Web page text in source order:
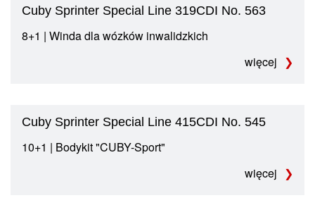
Cuby Sprinter Special Line 319CDI No. 563
8+1 | Winda dla wózków inwalidzkich
więcej
Cuby Sprinter Special Line 415CDI No. 545
10+1 | Bodykit "CUBY-Sport"
więcej